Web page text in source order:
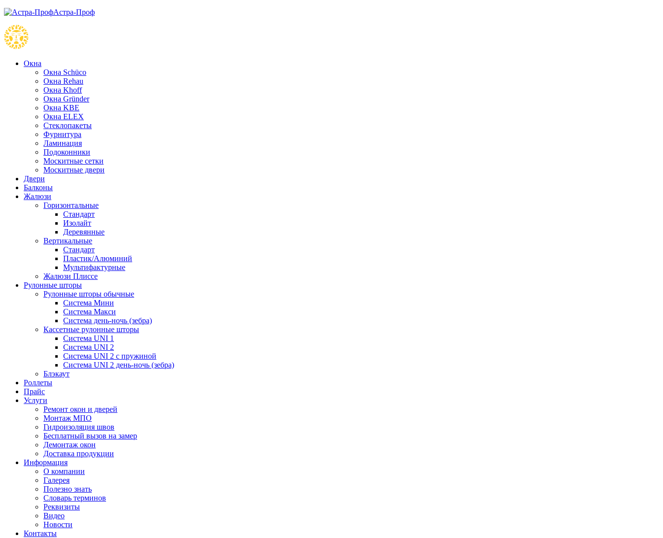
Астра-Проф
Окна
Окна Schüco
Окна Rehau
Окна Khoff
Окна Gründer
Окна KBE
Окна ELEX
Стеклопакеты
Фурнитура
Ламинация
Подоконники
Москитные сетки
Москитные двери
Двери
Балконы
Жалюзи
Горизонтальные
Стандарт
Изолайт
Деревянные
Вертикальные
Стандарт
Пластик/Алюминий
Мультифактурные
Жалюзи Плиссе
Рулонные шторы
Рулонные шторы обычные
Система Мини
Система Макси
Система день-ночь (зебра)
Кассетные рулонные шторы
Система UNI 1
Система UNI 2
Система UNI 2 с пружиной
Система UNI 2 день-ночь (зебра)
Блэкаут
Роллеты
Прайс
Услуги
Ремонт окон и дверей
Монтаж МПО
Гидроизоляция швов
Бесплатный вызов на замер
Демонтаж окон
Доставка продукции
Информация
О компании
Галерея
Полезно знать
Словарь терминов
Реквизиты
Видео
Новости
Контакты